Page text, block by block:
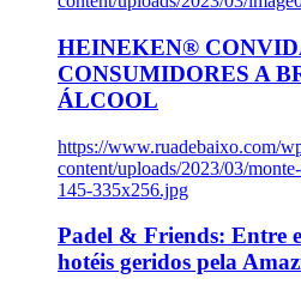
HEINEKEN®
CONSUMIDORES A
ÁLCOOL
https://www.ruadebaixo.com/
content/uploads/2023/03/
145-335x256.jpg
Padel & Friends: Entre
hotéis geridos pela